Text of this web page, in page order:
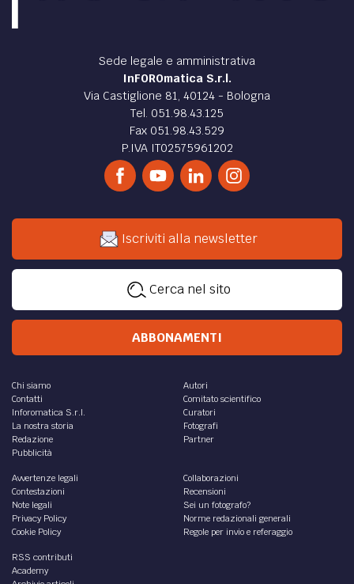
Sede legale e amministrativa
InFOROmatica S.r.l.
Via Castiglione 81, 40124 - Bologna
Tel. 051.98.43.125
Fax 051.98.43.529
P.IVA IT02575961202
Iscriviti alla newsletter
Cerca nel sito
ABBONAMENTI
Chi siamo
Contatti
Inforomatica S.r.l.
La nostra storia
Redazione
Pubblicità
Autori
Comitato scientifico
Curatori
Fotografi
Partner
Avvertenze legali
Contestazioni
Note legali
Privacy Policy
Cookie Policy
Collaborazioni
Recensioni
Sei un fotografo?
Norme redazionali generali
Regole per invio e referaggio
RSS contributi
Academy